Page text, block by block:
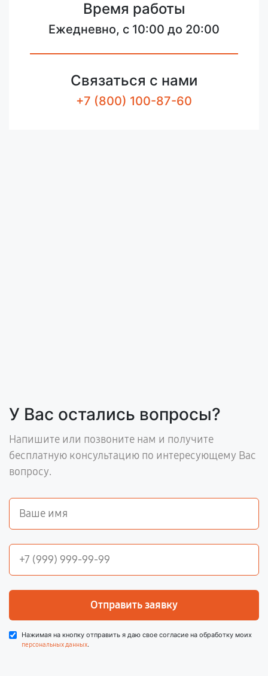
Время работы
Ежедневно, с 10:00 до 20:00
Связаться с нами
+7 (800) 100-87-60
У Вас остались вопросы?
Напишите или позвоните нам и получите
бесплатную консультацию по интересующему Вас
вопросу.
Отправить заявку
Нажимая на кнопку отправить я даю свое согласие на обработку моих
персональных данных.